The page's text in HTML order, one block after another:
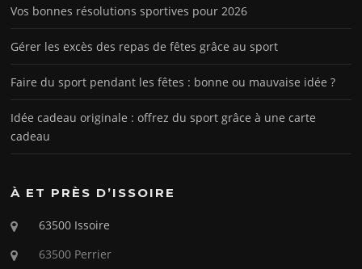
Vos bonnes résolutions sportives pour 2026
Gérer les excès des repas de fêtes grâce au sport
Faire du sport pendant les fêtes : bonne ou mauvaise idée ?
Idée cadeau originale : offrez du sport grâce à une carte
cadeau
À ET PRÈS D’ISSOIRE
63500 Issoire
63500 Perrier